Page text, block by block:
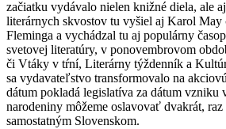
začiatku vydávalo nielen knižné diela, ale
literárnych skvostov tu vyšiel aj Karol May
Fleminga a vychádzal tu aj populárny
svetovej literatúry, v ponovembrovom
či Vtáky v tŕní, Literárny týždenník a
sa vydavateľstvo transformovalo na
dátum pokladá legislatíva za dátum vzniku
narodeniny môžeme oslavovať dvakrát,
samostatným Slovenskom.